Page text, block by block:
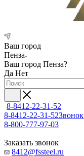
Ваш город
Пенза
Ваш город Пенза?
Да Нет
8-8412-22-31-52
8-8412-22-31-52
8-800-777-97-03
Заказать звонок
8412@fssteel.ru